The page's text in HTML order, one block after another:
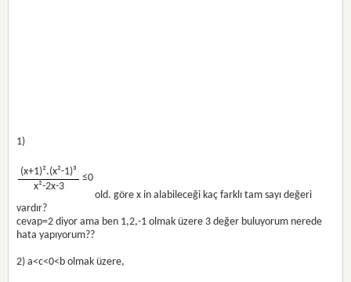
1)
(x+1)².(x²-1)³
x²-2x-3
≤0
old. göre x in alabileceği kaç farklı tam sayı değeri
vardır?
cevap=2 diyor ama ben 1,2,-1 olmak üzere 3 değer buluyorum nerede
hata yapıyorum??
2) a<c<0<b olmak üzere,